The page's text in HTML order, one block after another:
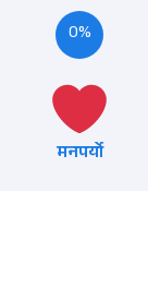
0%
मनपर्यो